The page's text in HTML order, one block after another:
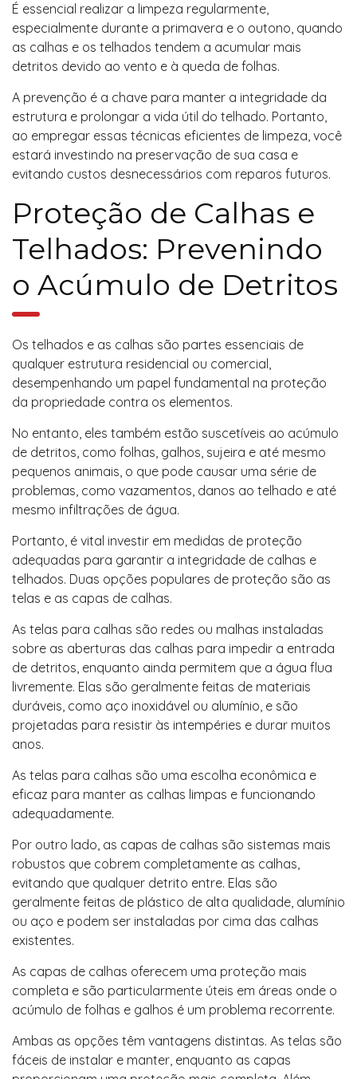
É essencial realizar a limpeza regularmente,
especialmente durante a primavera e o outono, quando
as calhas e os telhados tendem a acumular mais
detritos devido ao vento e à queda de folhas.
A prevenção é a chave para manter a integridade da
estrutura e prolongar a vida útil do telhado. Portanto,
ao empregar essas técnicas eficientes de limpeza, você
estará investindo na preservação de sua casa e
evitando custos desnecessários com reparos futuros.
Proteção de Calhas e
Telhados: Prevenindo
o Acúmulo de Detritos
Os telhados e as calhas são partes essenciais de
qualquer estrutura residencial ou comercial,
desempenhando um papel fundamental na proteção
da propriedade contra os elementos.
No entanto, eles também estão suscetíveis ao acúmulo
de detritos, como folhas, galhos, sujeira e até mesmo
pequenos animais, o que pode causar uma série de
problemas, como vazamentos, danos ao telhado e até
mesmo infiltrações de água.
Portanto, é vital investir em medidas de proteção
adequadas para garantir a integridade de calhas e
telhados. Duas opções populares de proteção são as
telas e as capas de calhas.
As telas para calhas são redes ou malhas instaladas
sobre as aberturas das calhas para impedir a entrada
de detritos, enquanto ainda permitem que a água flua
livremente. Elas são geralmente feitas de materiais
duráveis, como aço inoxidável ou alumínio, e são
projetadas para resistir às intempéries e durar muitos
anos.
As telas para calhas são uma escolha econômica e
eficaz para manter as calhas limpas e funcionando
adequadamente.
Por outro lado, as capas de calhas são sistemas mais
robustos que cobrem completamente as calhas,
evitando que qualquer detrito entre. Elas são
geralmente feitas de plástico de alta qualidade, alumínio
ou aço e podem ser instaladas por cima das calhas
existentes.
As capas de calhas oferecem uma proteção mais
completa e são particularmente úteis em áreas onde o
acúmulo de folhas e galhos é um problema recorrente.
Ambas as opções têm vantagens distintas. As telas são
fáceis de instalar e manter, enquanto as capas